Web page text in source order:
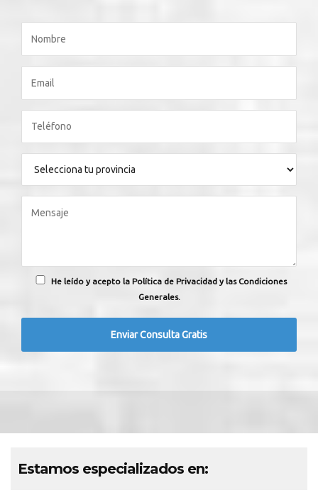
He leído y acepto la Política de Privacidad y las Condiciones
Generales.
Estamos especializados en: